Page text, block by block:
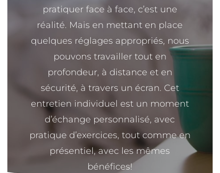
pratiquer face à face, c’est une
réalité. Mais en mettant en place
quelques réglages appropriés, nous
pouvons travailler tout en
profondeur, à distance et en
sécurité, à travers un écran. Cet
entretien individuel est un moment
d’échange personnalisé, avec
pratique d’exercices, tout comme en
présentiel, avec les mêmes
bénéfices!